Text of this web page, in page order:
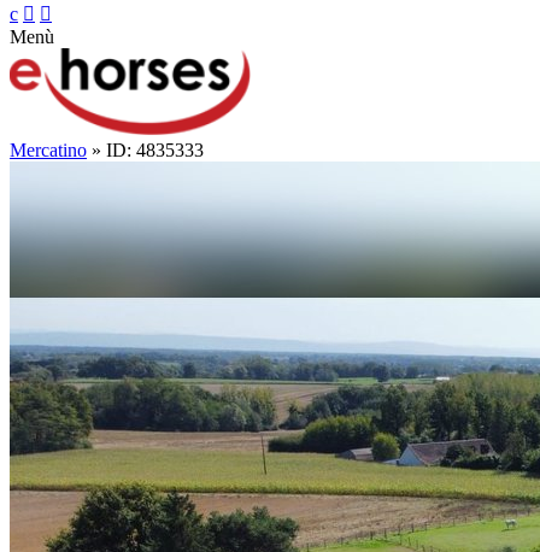
c  
Menù
Mercatino » ID: 4835333